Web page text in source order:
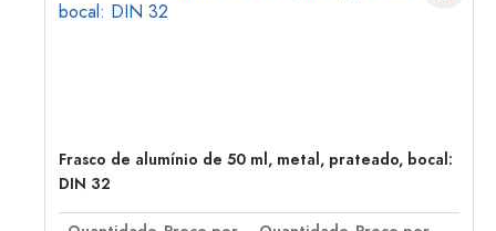
Frasco de alumínio de 50 ml, metal, prateado, bocal:
DIN 32